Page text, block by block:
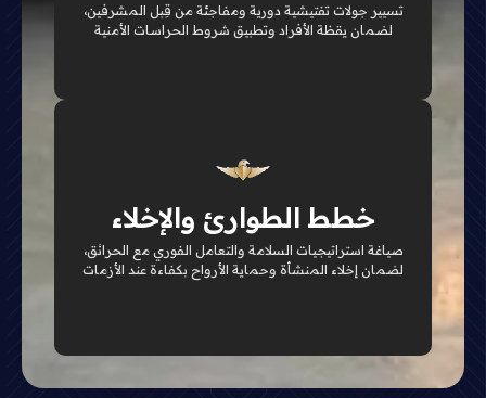
تسيير جولات تفتيشية دورية ومفاجئة من قِبل المشرفين،
لضمان يقظة الأفراد وتطبيق شروط الحراسات الأمنية
تفاصيل الخدمة
خطط الطوارئ والإخلاء
صياغة استراتيجيات السلامة والتعامل الفوري مع الحرائق،
لضمان إخلاء المنشأة وحماية الأرواح بكفاءة عند الأزمات
استجابة فورية
سيناريوهات محاكاة جاهزة لتوجيه الأفراد وإنقاذ الأرواح
والمنتلكات بأعلى سرعة وأقل خسائر ممكنة
تفاصيل الخدمة